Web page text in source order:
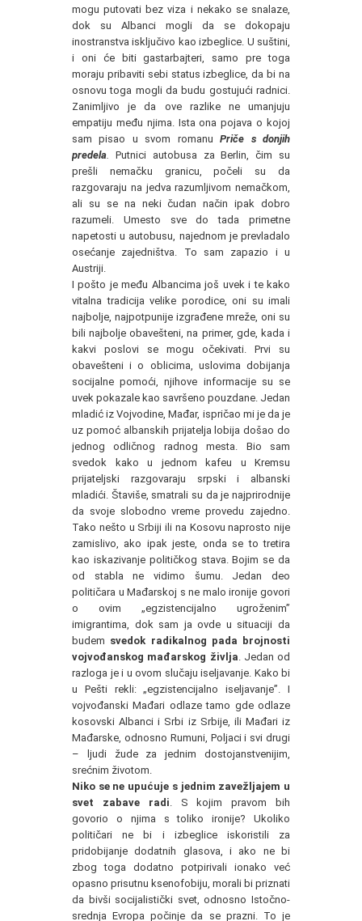
mogu putovati bez viza i nekako se snalaze,
dok su Albanci mogli da se dokopaju
inostranstva isključivo kao izbeglice. U suštini,
i oni će biti gastarbajteri, samo pre toga
moraju pribaviti sebi status izbeglice, da bi na
osnovu toga mogli da budu gostujući radnici.
Zanimljivo je da ove razlike ne umanjuju
empatiju među njima. Ista ona pojava o kojoj
sam pisao u svom romanuPriče s donjih
predela
Putnici autobusa za Berlin, čim su
prešli nemačku granicu, počeli su da
razgovaraju na jedva razumljivom nemačkom,
ali su se na neki čudan način ipak dobro
razumeli. Umesto sve do tada primetne
napetosti u autobusu, najednom je prevladalo
osećanje zajedništva. To sam zapazio i u
Austriji.
I pošto je među Albancima još uvek i te kako
vitalna tradicija velike porodice, oni su imali
najbolje, najpotpunije izgrađene mreže, oni su
bili najbolje obavešteni, na primer, gde, kada i
kakvi poslovi se mogu očekivati. Prvi su
obavešteni i o oblicima, uslovima dobijanja
socijalne pomoći, njihove informacije su se
uvek pokazale kao savršeno pouzdane. Jedan
mladić iz Vojvodine, Mađar, ispričao mi je da je
uz pomoć albanskih prijatelja lobija došao do
jednog odličnog radnog mesta. Bio sam
svedok kako u jednom kafeu u Kremsu
prijateljski razgovaraju srpski i albanski
mladići. Štaviše, smatrali su da je najprirodnije
da svoje slobodno vreme provedu zajedno.
Tako nešto u Srbiji ili na Kosovu naprosto nije
zamislivo, ako ipak jeste, onda se to tretira
kao iskazivanje političkog stava. Bojim se da
od stabla ne vidimo šumu. Jedan deo
političara u Mađarskoj s ne malo ironije govori
o ovim „egzistencijalno ugroženim”
imigrantima, dok sam ja ovde u situaciji da
budem svedok radikalnog pada brojnosti
vojvođanskog mađarskog življa . Jedan od
razloga je i u ovom slučaju iseljavanje. Kako bi
u Pešti rekli: „egzistencijalno iseljavanje”. I
vojvođanski Mađari odlaze tamo gde odlaze
kosovski Albanci i Srbi iz Srbije, ili Mađari iz
Mađarske, odnosno Rumuni, Poljaci i svi drugi
– ljudi žude za jednim dostojanstvenijim,
srećnim životom.
Niko se ne upućuje s jednim zavežljajem u
svet zabave radi . S kojim pravom bih
govorio o njima s toliko ironije? Ukoliko
političari ne bi i izbeglice iskoristili za
pridobijanje dodatnih glasova, i ako ne bi
zbog toga dodatno potpirivali ionako već
opasno prisutnu ksenofobiju, morali bi priznati
da bivši socijalistički svet, odnosno Istočno-
srednja Evropa počinje da se prazni. To je